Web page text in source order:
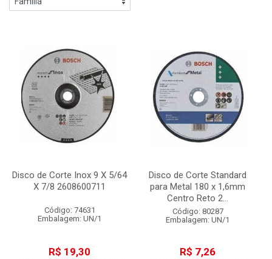
Disco de Corte Inox 9 X 5/64
X 7/8 2608600711
Código: 74631
Embalagem: UN/1
R$ 19,30
Disco de Corte Standard
para Metal 180 x 1,6mm
Centro Reto 2...
Código: 80287
Embalagem: UN/1
R$ 7,26